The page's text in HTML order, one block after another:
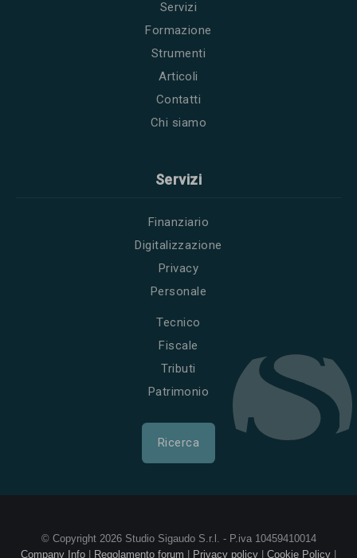
Servizi
Formazione
Strumenti
Articoli
Contatti
Chi siamo
Servizi
Finanziario
Digitalizzazione
Privacy
Personale
Tecnico
Fiscale
Tributi
Patrimonio
Ricerca
© Copyright 2026 Studio Sigaudo S.r.l. - P.iva 10459410014
Company Info
Regolamento forum Privacy policy Cookie Policy